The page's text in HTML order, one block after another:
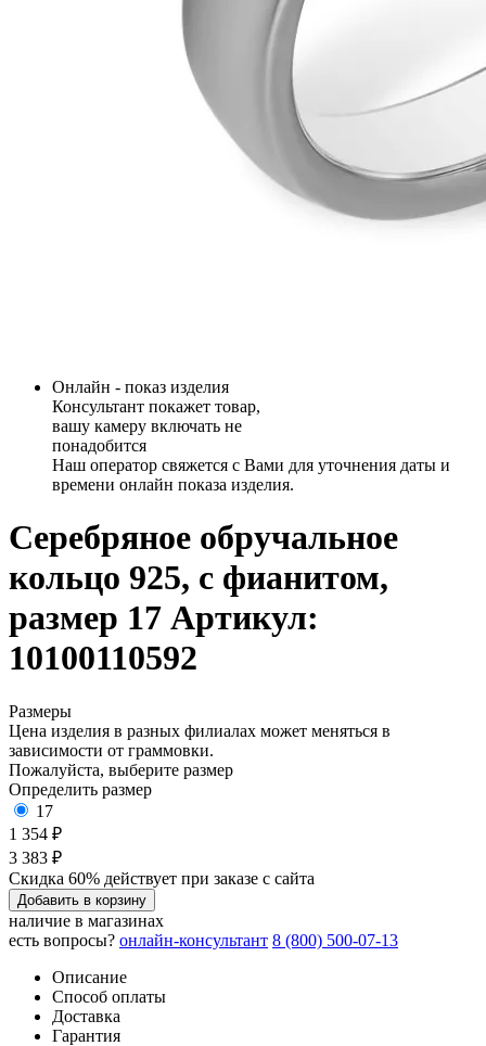
Онлайн - показ изделия
Консультант покажет товар,
вашу камеру включать не
понадобится
Наш оператор свяжется с Вами для уточнения даты и
времени онлайн показа изделия.
Серебряное обручальное
кольцо 925, с фианитом,
размер 17 Артикул:
10100110592
Размеры
Цена изделия в разных филиалах может меняться в
зависимости от граммовки.
Пожалуйста, выберите размер
Определить размер
17
1 354 ₽
3 383 ₽
Скидка 60% действует при заказе с сайта
Добавить в корзину
наличие в магазинах
есть вопросы? онлайн-консультант 8 (800) 500-07-13
Описание
Способ оплаты
Доставка
Гарантия